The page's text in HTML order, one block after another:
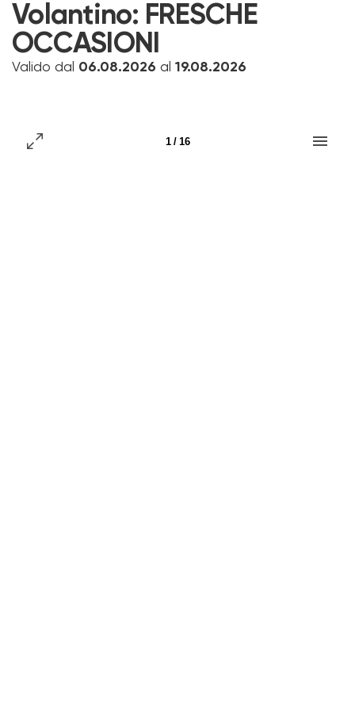
Volantino: FRESCHE
OCCASIONI
Valido dal 06.08.2026 al 19.08.2026